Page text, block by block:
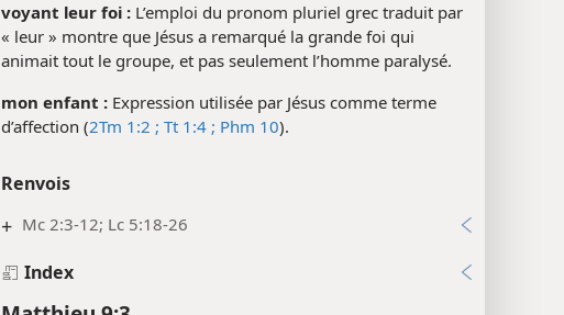
voyant leur foi : L’emploi du pronom pluriel grec traduit par
« leur » montre que Jésus a remarqué la grande foi qui
animait tout le groupe, et pas seulement l’homme paralysé.
mon enfant : Expression utilisée par Jésus comme terme
d’affection (2Tm 1:2 ; Tt 1:4 ; Phm 10).
Renvois
+ Mc 2:3-12; Lc 5:18-26
Index